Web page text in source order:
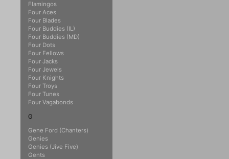
Flamingos
Four Aces
Four Blades
Four Buddies (IL)
Four Buddies (MD)
Four Dots
Four Fellows
Four Jacks
Four Jewels
Four Knights
Four Troys
Four Tunes
Four Vagabonds
G
Gene Ford (Chanters)
Genies
Genies (Jive Five)
Gents